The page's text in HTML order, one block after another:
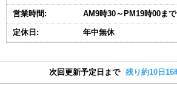
営業時間: AM9時30～PM19時00まで
定休日: 年中無休
次回更新予定日まで 残り約10日16